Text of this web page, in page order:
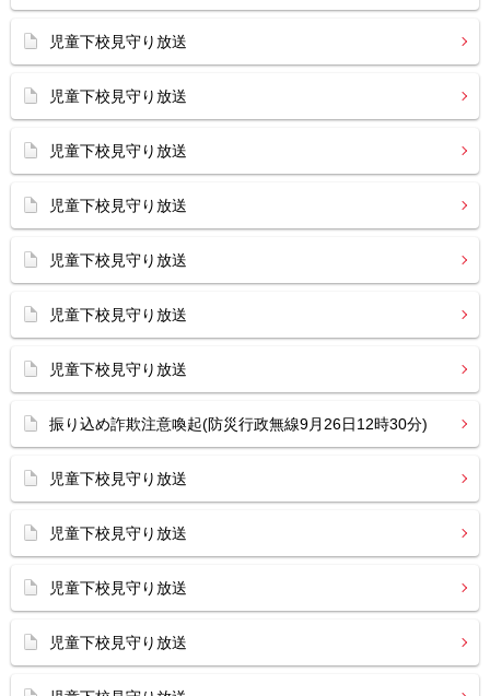
児童下校見守り放送
児童下校見守り放送
児童下校見守り放送
児童下校見守り放送
児童下校見守り放送
児童下校見守り放送
児童下校見守り放送
振り込め詐欺注意喚起(防災行政無線9月26日12時30分)
児童下校見守り放送
児童下校見守り放送
児童下校見守り放送
児童下校見守り放送